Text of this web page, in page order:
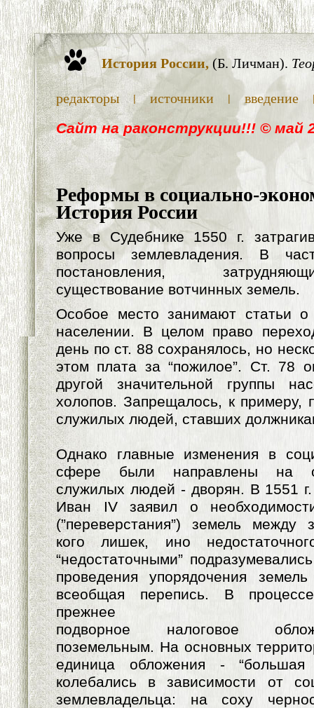
История России, (Б. Личман).
редакторы | источники | введение
Cайт на раконструкции!!! © май
Реформы в социально-
История России
Уже в Судебнике 1550 г.
вопросы землевладения. В
постановления,
существование вотчинных земель.
Особое место занимают статьи о
населении. В целом право
день по ст. 88 сохранялось, но
этом плата за “пожилое”. Ст. 78
другой значительной группы
холопов. Запрещалось, к примеру,
служилых людей, ставших
Однако главные изменения в
сфере были направлены на
служилых людей - дворян. В 1551
Иван IV заявил о
(”переверстания”) земель между
кого лишек, ино
“недостаточными”
проведения упорядочения
всеобщая перепись. В
прежнее
подворное налоговое
поземельным. На основных
единица обложения -
колебались в зависимости от
землевладельца: на соху